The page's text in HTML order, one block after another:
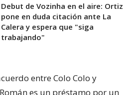
Debut de Vozinha en el aire: Ortiz
pone en duda citación ante La
Calera y espera que "siga
trabajando"
entre Colo Colo y
es un préstamo por un